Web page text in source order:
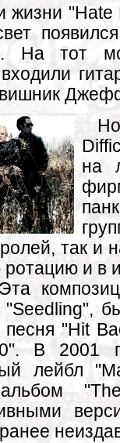
жизни
На тот
на
так и
и в
"Seedling",
песня "Hit
В 2001
лейбл
альбом